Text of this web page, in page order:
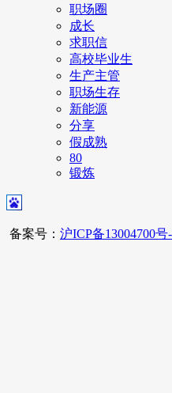
职场圈
成长
求职信
高校毕业生
生产主管
职场生存
新能源
分享
假成熟
80
锻炼
备案号： 沪ICP备13004700号-